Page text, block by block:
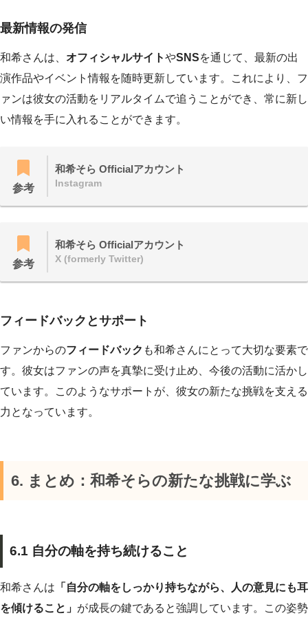
最新情報の発信
和希さんは、 オフィシャルサイトやSNSを通じて、最新の出
演作品やイベント情報を随時更新しています。これにより、フ
ァンは彼女の活動をリアルタイムで追うことができ、常に新し
い情報を手に入れることができます。
参考
和希そら Officialアカウント
Instagram
参考
和希そら Officialアカウント
X (formerly Twitter)
フィードバックとサポート
ファンからのフィードバック も和希さんにとって大切な要素で
す。彼女はファンの声を真摯に受け止め、今後の活動に活かし
ています。このようなサポートが、彼女の新たな挑戦を支える
力となっています。
6. まとめ：和希そらの新たな挑戦に学ぶ
6.1 自分の軸を持ち続けること
和希さんは 「自分の軸をしっかり持ちながら、人の意見にも耳
を傾けること」 が成長の鍵であると強調しています。この姿勢